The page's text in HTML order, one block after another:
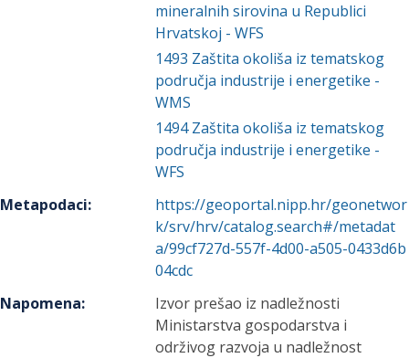
mineralnih sirovina u Republici
Hrvatskoj - WFS
1493 Zaštita okoliša iz tematskog
područja industrije i energetike -
WMS
1494 Zaštita okoliša iz tematskog
područja industrije i energetike -
WFS
Metapodaci:
https://geoportal.nipp.hr/geonetwor
k/srv/hrv/catalog.search#/metadat
a/99cf727d-557f-4d00-a505-0433d6b
04cdc
Napomena:
Izvor prešao iz nadležnosti
Ministarstva gospodarstva i
održivog razvoja u nadležnost